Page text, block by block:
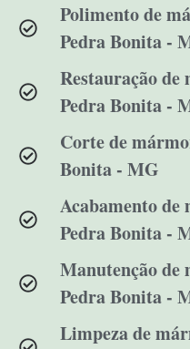
Polimento de
Pedra Bonita -
Restauração de
Pedra Bonita -
Corte de
Bonita - MG
Acabamento de
Pedra Bonita -
Manutenção de
Pedra Bonita -
Limpeza de